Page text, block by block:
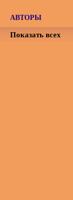
АВТОРЫ
Показать всех